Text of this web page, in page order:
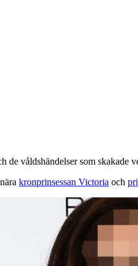
våldshändelser som skakade
kronprinsessan Victoria och